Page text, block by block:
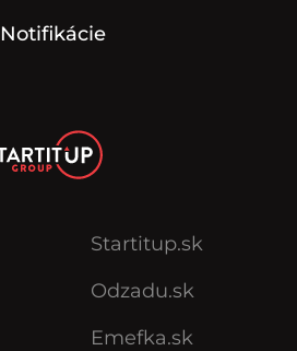
Notifikácie
Startitup.sk
Odzadu.sk
Emefka.sk